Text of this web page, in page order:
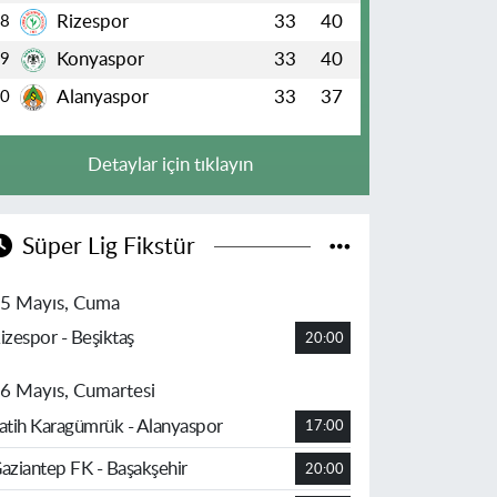
8 Rizespor 33 40
9 Konyaspor 33 40
Alanyaspor 33 37
Detaylar için tıklayın
Süper Lig Fikstür
Mayıs, Cuma
- Beşiktaş
20:00
Mayıs, Cumartesi
Karagümrük - Alanyaspor
17:00
FK - Başakşehir 20:00